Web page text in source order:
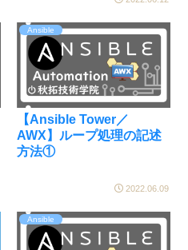
Ansible
【Ansible Tower／
AWX】ループ処理の記述
方法①
2022.06.09
Ansible